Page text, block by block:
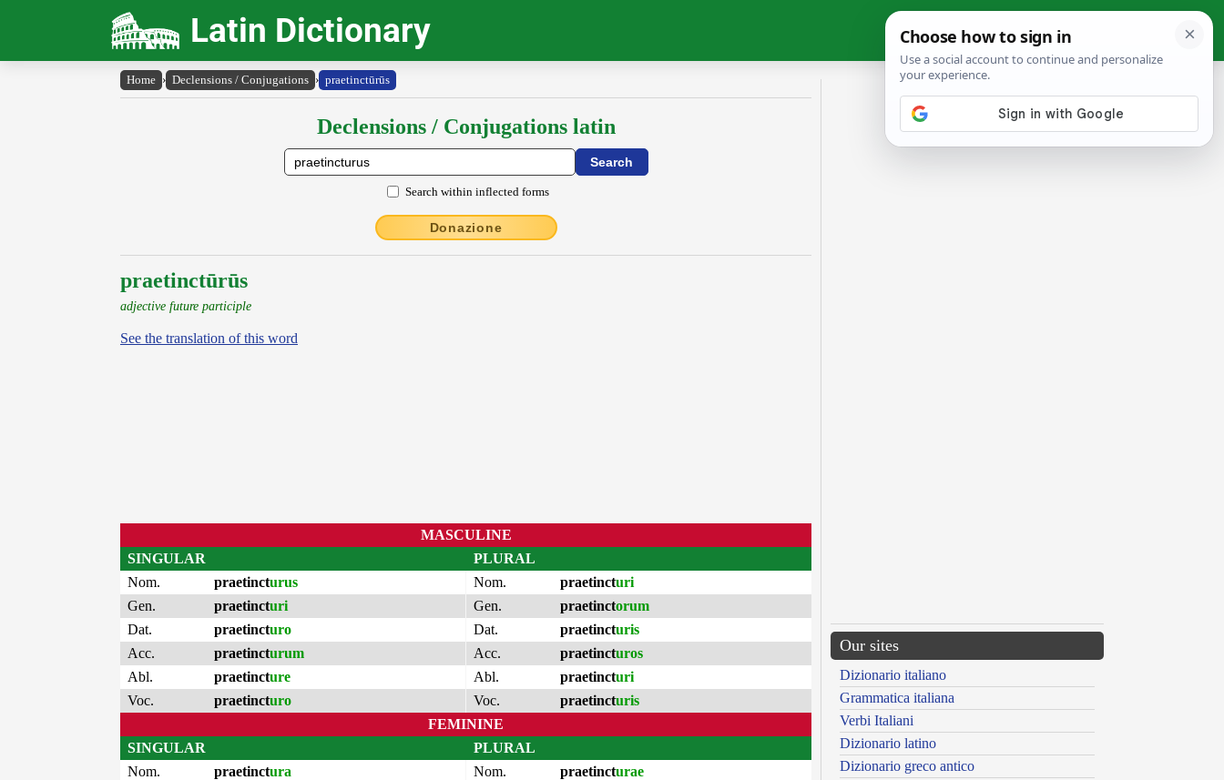
Latin Dictionary
Home › Declensions / Conjugations › praetinctūrūs
Declensions / Conjugations latin
Search within inflected forms
Donazione
praetinctūrūs
adjective future participle
See the translation of this word
MASCULINE
SINGULAR
Nom.
praetincturus
Gen.
praetincturi
Dat.
praetincturo
Acc.
praetincturum
Abl.
praetincture
Voc.
praetincturo
PLURAL
Nom.
praetincturi
Gen.
praetinctorum
Dat.
praetincturis
Acc.
praetincturos
Abl.
praetincturi
Voc.
praetincturis
FEMININE
SINGULAR
Nom.
praetinctura
PLURAL
Nom.
praetincturae
Our sites
Dizionario italiano
Grammatica italiana
Verbi Italiani
Dizionario latino
Dizionario greco antico